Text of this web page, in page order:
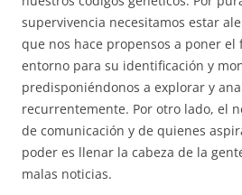
supervivencia necesitamos estar
que nos hace propensos a poner el
entorno para su identificación y
predisponiéndonos a explorar y
recurrentemente. Por otro lado, el
de comunicación y de quienes
poder es llenar la cabeza de la
malas noticias.